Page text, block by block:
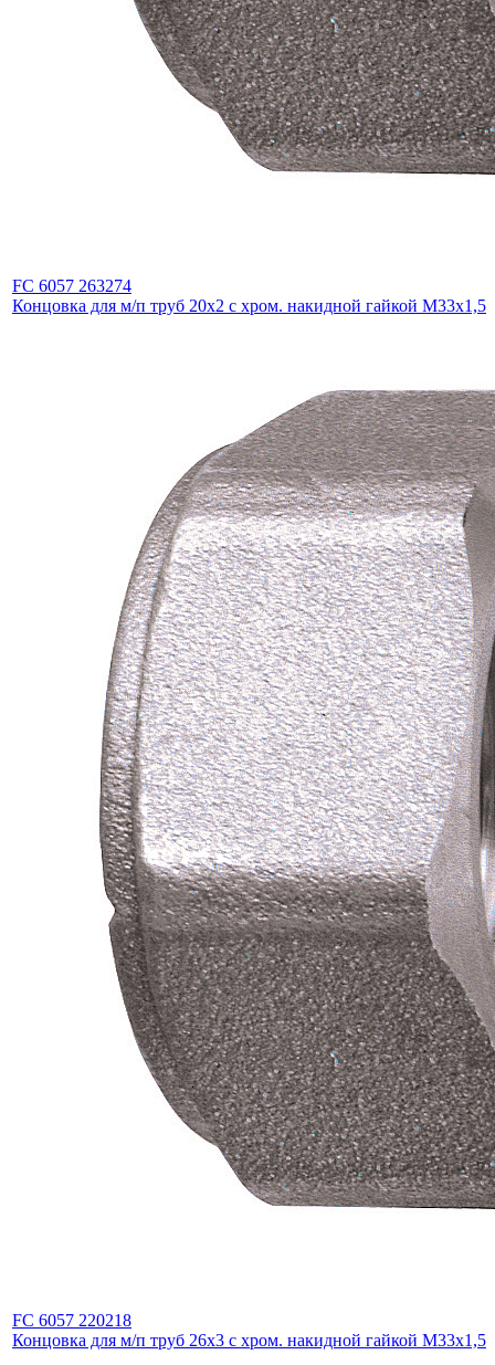
FC 6057 263274
Концовка для м/п труб 20х2 с хром. накидной гайкой М33х1,5
FC 6057 220218
Концовка для м/п труб 26х3 с хром. накидной гайкой М33х1,5